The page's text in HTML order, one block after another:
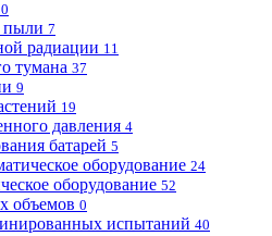
пыли 7
радиации 11
тумана 37
9
19
давления 4
батарей 5
оборудование 24
оборудование 52
объемов 0
испытаний 40